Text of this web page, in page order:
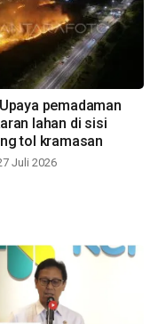
pemadaman
lahan di sisi
tol kramasan
Juli 2026